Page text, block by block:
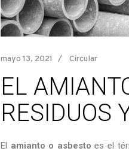
mayo 13, 2021 Circular
EL
RESIDUOS
El amianto o asbesto es el